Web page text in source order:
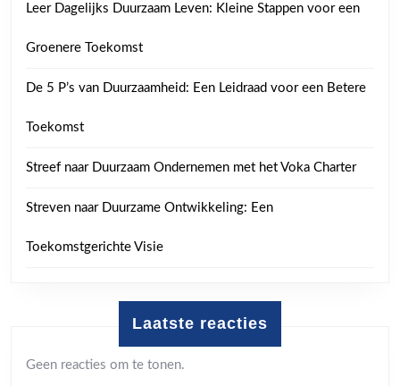
Leer Dagelijks Duurzaam Leven: Kleine Stappen voor een
Groenere Toekomst
De 5 P’s van Duurzaamheid: Een Leidraad voor een Betere
Toekomst
Streef naar Duurzaam Ondernemen met het Voka Charter
Streven naar Duurzame Ontwikkeling: Een
Toekomstgerichte Visie
Laatste reacties
Geen reacties om te tonen.